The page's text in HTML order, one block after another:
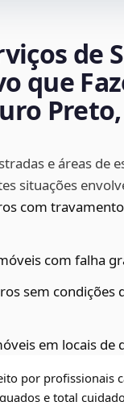
de
que
e áreas de
situações
com
com falha
sem condições
em locais de
por profissionais
e total